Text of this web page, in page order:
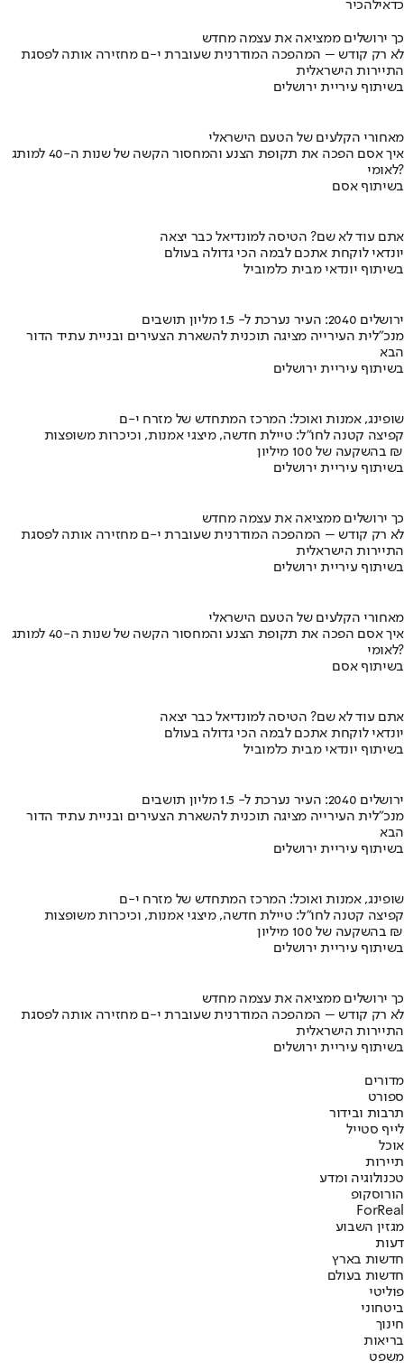
כדאילהכיר
כך ירושלים ממציאה את עצמה מחדש
לא רק קודש – המהפכה המודרנית שעוברת י-ם מחזירה אותה לפסגת
התיירות הישראלית
בשיתוף עיריית ירושלים
מאחורי הקלעים של הטעם הישראלי
איך אסם הפכה את תקופת הצנע והמחסור הקשה של שנות ה-40 למותג
לאומי?
בשיתוף אסם
אתם עוד לא שם? הטיסה למונדיאל כבר יצאה
יונדאי לוקחת אתכם לבמה הכי גדולה בעולם
בשיתוף יונדאי מבית כלמוביל
ירושלים 2040: העיר נערכת ל- 1.5 מליון תושבים
מנכ"לית העירייה מציגה תוכנית להשארת הצעירים ובניית עתיד הדור
הבא
בשיתוף עיריית ירושלים
שופינג, אמנות ואוכל: המרכז המתחדש של מזרח י-ם
קפיצה קטנה לחו"ל: טיילת חדשה, מיצגי אמנות, וכיכרות משופצות
בהשקעה של 100 מיליון ₪
בשיתוף עיריית ירושלים
כך ירושלים ממציאה את עצמה מחדש
לא רק קודש – המהפכה המודרנית שעוברת י-ם מחזירה אותה לפסגת
התיירות הישראלית
בשיתוף עיריית ירושלים
מאחורי הקלעים של הטעם הישראלי
איך אסם הפכה את תקופת הצנע והמחסור הקשה של שנות ה-40 למותג
לאומי?
בשיתוף אסם
אתם עוד לא שם? הטיסה למונדיאל כבר יצאה
יונדאי לוקחת אתכם לבמה הכי גדולה בעולם
בשיתוף יונדאי מבית כלמוביל
ירושלים 2040: העיר נערכת ל- 1.5 מליון תושבים
מנכ"לית העירייה מציגה תוכנית להשארת הצעירים ובניית עתיד הדור
הבא
בשיתוף עיריית ירושלים
שופינג, אמנות ואוכל: המרכז המתחדש של מזרח י-ם
קפיצה קטנה לחו"ל: טיילת חדשה, מיצגי אמנות, וכיכרות משופצות
בהשקעה של 100 מיליון ₪
בשיתוף עיריית ירושלים
כך ירושלים ממציאה את עצמה מחדש
לא רק קודש – המהפכה המודרנית שעוברת י-ם מחזירה אותה לפסגת
התיירות הישראלית
בשיתוף עיריית ירושלים
מדורים
ספורט
תרבות ובידור
לייף סטייל
אוכל
תיירות
טכנולוגיה ומדע
הורוסקופ
ForReal
מגזין השבוע
דעות
חדשות בארץ
חדשות בעולם
פוליטי
ביטחוני
חינוך
בריאות
משפט